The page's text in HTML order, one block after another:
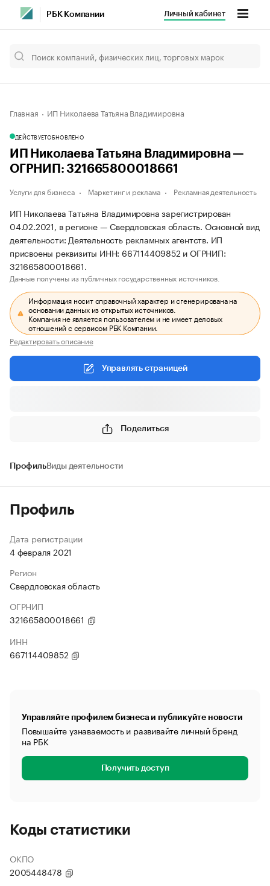
РБК Компании Личный кабинет
Главная ИП Николаева Татьяна Владимировна
ДЕЙСТВУЕТОБНОВЛЕНО
ИП Николаева Татьяна Владимировна —
ОГРНИП: 321665800018661
Услуги для бизнеса Маркетинг и реклама Рекламная деятельность
ИП Николаева Татьяна Владимировна зарегистрирован
04.02.2021, в регионе — Свердловская область. Основной вид
деятельности: Деятельность рекламных агентств. ИП
присвоены реквизиты ИНН: 667114409852 и ОГРНИП:
321665800018661.
Данные получены из публичных государственных источников.
Информация носит справочный характер и сгенерирована на
основании данных из открытых источников.
Компания не является пользователем и не имеет деловых
отношений с сервисом РБК Компании.
Редактировать описание
Управлять страницей
Поделиться
ПрофильВиды деятельности
Профиль
Дата регистрации
4 февраля 2021
Регион
Свердловская область
ОГРНИП
321665800018661
ИНН
667114409852
Управляйте профилем бизнеса и публикуйте новости
Повышайте узнаваемость и развивайте личный бренд
на РБК
Получить доступ
Коды статистики
ОКПО
2005448478